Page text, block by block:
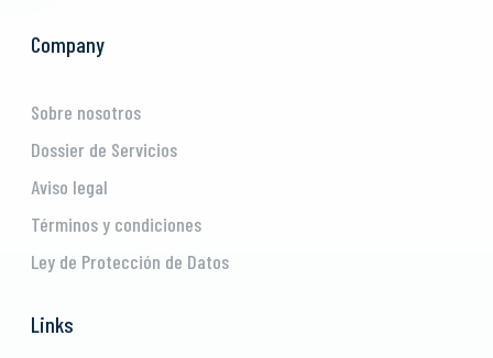
Company
Sobre nosotros
Dossier de Servicios
Aviso legal
Términos y condiciones
Ley de Protección de Datos
Links